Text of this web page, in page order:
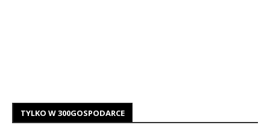
TYLKO W 300GOSPODARCE